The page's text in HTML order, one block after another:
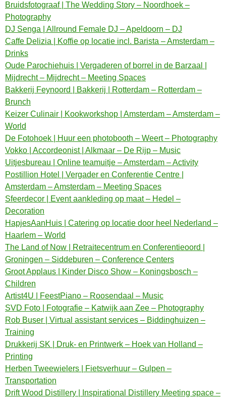
Bruidsfotograaf | The Wedding Story – Noordhoek –
Photography
DJ Senga | Allround Female DJ – Apeldoorn – DJ
Caffe Delizia | Koffie op locatie incl. Barista – Amsterdam –
Drinks
Oude Parochiehuis | Vergaderen of borrel in de Barzaal |
Mijdrecht – Mijdrecht – Meeting Spaces
Bakkerij Feynoord | Bakkerij | Rotterdam – Rotterdam –
Brunch
Keizer Culinair | Kookworkshop | Amsterdam – Amsterdam –
World
De Fotohoek | Huur een photobooth – Weert – Photography
Vokko | Accordeonist | Alkmaar – De Rijp – Music
Uitjesbureau | Online teamuitje – Amsterdam – Activity
Postillion Hotel | Vergader en Conferentie Centre |
Amsterdam – Amsterdam – Meeting Spaces
Sfeerdecor | Event aankleding op maat – Hedel –
Decoration
HapjesAanHuis | Catering op locatie door heel Nederland –
Haarlem – World
The Land of Now | Retraitecentrum en Conferentieoord |
Groningen – Siddeburen – Conference Centers
Groot Applaus | Kinder Disco Show – Koningsbosch –
Children
Artist4U | FeestPiano – Roosendaal – Music
SVD Foto | Fotografie – Katwijk aan Zee – Photography
Rob Buser | Virtual assistant services – Biddinghuizen –
Training
Drukkerij SK | Druk- en Printwerk – Hoek van Holland –
Printing
Herben Tweewielers | Fietsverhuur – Gulpen –
Transportation
Drift Wood Distillery | Inspirational Distillery Meeting space –